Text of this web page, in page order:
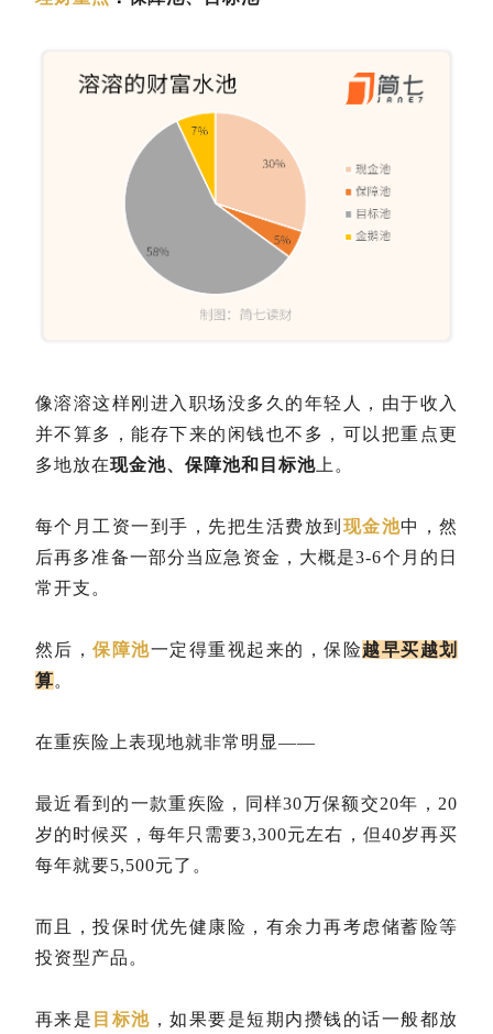
像溶溶这样刚进入职场没多久的年轻人，由于收入
并不算多，能存下来的闲钱也不多，可以把重点更
多地放在现金池、保障池和目标池 上。
每个月工资一到手，先把生活费放到 现金池中，然
后再多准备一部分当应急资金，大概是3-6个月的日
常开支。
然后，保障池一定得重视起来的，保险越早买越划
算。
在重疾险上表现地就非常明显——
最近看到的一款重疾险，同样30万保额交20年，20
岁的时候买，每年只需要3,300元左右，但40岁再买
每年就要5,500元了。
而且，投保时优先健康险，有余力再考虑储蓄险等
投资型产品。
再来是 目标池 ，如果要是短期内攒钱的话一般都放